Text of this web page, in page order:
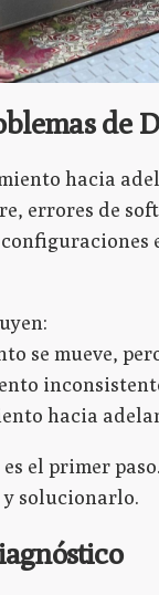
de
hacia
errores de
se mueve,
hacia
el primer
solucionarlo.